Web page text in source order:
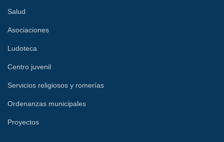
Salud
Asociaciones
Ludoteca
Centro juvenil
Servicios religiosos y romerías
Ordenanzas municipales
Proyectos